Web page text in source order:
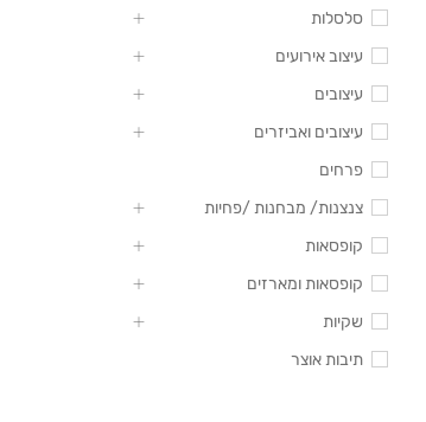
סלסלות
עיצוב אירועים
עיצובים
עיצובים ואביזרים
פרחים
צנצנות/ מבחנות /פחיות
קופסאות
קופסאות ומארזים
שקיות
תיבות אוצר